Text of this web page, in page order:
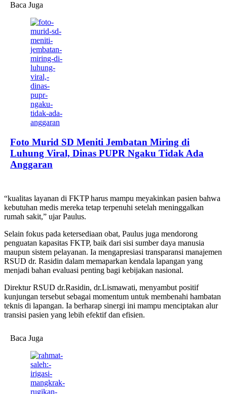
Baca Juga
Foto Murid SD Meniti Jembatan Miring di
Luhung Viral, Dinas PUPR Ngaku Tidak Ada
Anggaran
“kualitas layanan di FKTP harus mampu meyakinkan pasien bahwa
kebutuhan medis mereka tetap terpenuhi setelah meninggalkan
rumah sakit,” ujar Paulus.
Selain fokus pada ketersediaan obat, Paulus juga mendorong
penguatan kapasitas FKTP, baik dari sisi sumber daya manusia
maupun sistem pelayanan. Ia mengapresiasi transparansi manajemen
RSUD dr. Rasidin dalam memaparkan kendala lapangan yang
menjadi bahan evaluasi penting bagi kebijakan nasional.
Direktur RSUD dr.Rasidin, dr.Lismawati, menyambut positif
kunjungan tersebut sebagai momentum untuk membenahi hambatan
teknis di lapangan. Ia berharap sinergi ini mampu menciptakan alur
transisi pasien yang lebih efektif dan efisien.
Baca Juga